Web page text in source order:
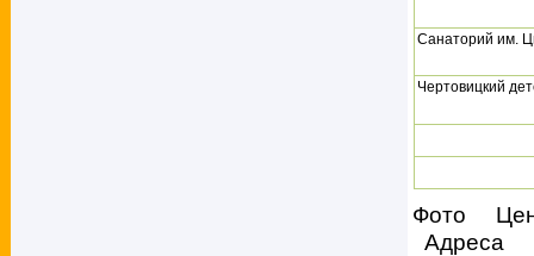
Санаторий им.
Чертовицкий
Фото